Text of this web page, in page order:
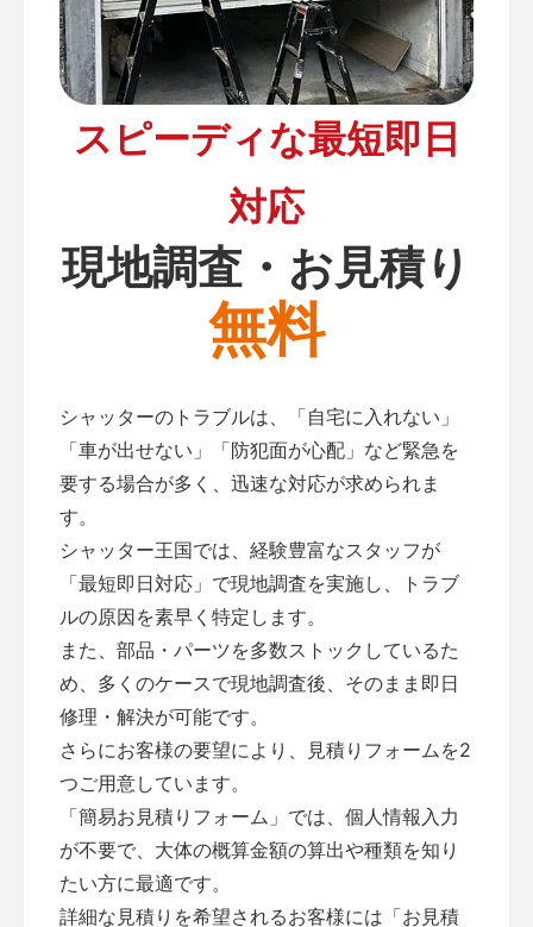
スピーディな最短即日
対応
現地調査・お見積り
無料
シャッターのトラブルは、「自宅に入れない」
「車が出せない」「防犯面が心配」など緊急を
要する場合が多く、迅速な対応が求められま
す。
シャッター王国では、経験豊富なスタッフが
「最短即日対応」で現地調査を実施し、トラブ
ルの原因を素早く特定します。
また、部品・パーツを多数ストックしているた
め、多くのケースで現地調査後、そのまま即日
修理・解決が可能です。
さらにお客様の要望により、見積りフォームを2
つご用意しています。
「簡易お見積りフォーム 」では、個人情報入力
が不要で、大体の概算金額の算出や種類を知り
たい方に最適です。
詳細な見積りを希望されるお客様には「お見積